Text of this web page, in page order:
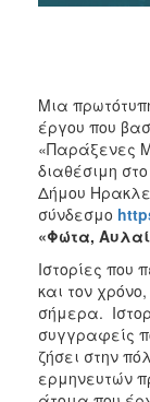
ΠΟΛΗΜια
έργου που
«Παράξενες
διαθέσιμη
Δήμου
σύνδεσμο
«Φώτα,
Ιστορίες που
και τον
σήμερα.
συγγραφείς
ζήσει στην
ερμηνευτών